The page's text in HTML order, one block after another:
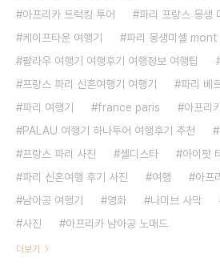
아프리카 트럭킹 투어
파리 프랑스 몽생
케이프타운 여행기
파리 몽생미셸
팔라우 여행기 여행후기 여행정보 여행팁
프랑스 파리 신혼여행기 여행기
파리 베
파리 여행기
france paris
아프리
PALAU 여행기 하나투어 여행후기 추천
프랑스 파리 사진
셀디스타
아이팟
파리 신혼여행 후기 사진
여행
아프
남아공 여행기
영화 나미브 사막
사진
아프리카 남아공 노매드
더보기